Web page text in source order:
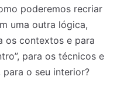
poderemos recriar
uma outra lógica,
os contextos e para
para os técnicos e
para o seu interior?